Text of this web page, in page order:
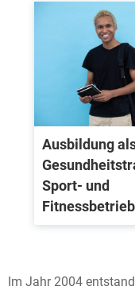
Ausbildung
Sport- und
Im Jahr 2004